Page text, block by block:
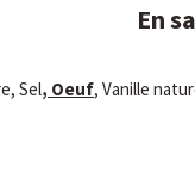
En
Sel, Oeuf, Vanille